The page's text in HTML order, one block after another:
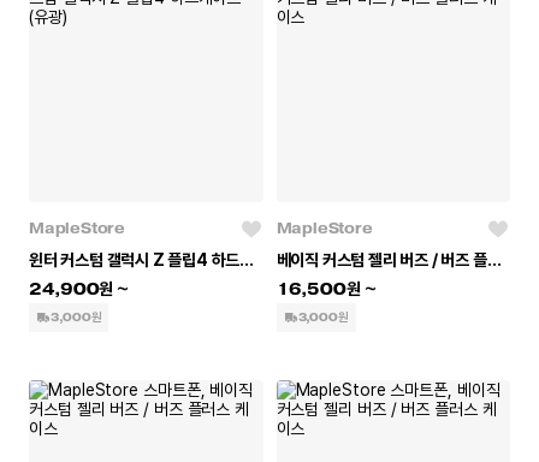
MapleStore
윈터 커스텀 갤럭시 Z 플립4 하드케이스 (유광)
24,900
3,000원
MapleStore
베이직 커스텀 젤리 버즈 / 버즈 플러스 케이스
16,500
3,000원